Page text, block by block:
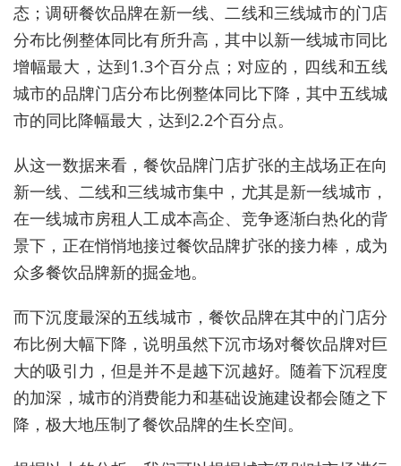
态；调研餐饮品牌在新一线、二线和三线城市的门店
分布比例整体同比有所升高，其中以新一线城市同比
增幅最大，达到1.3个百分点；对应的，四线和五线
城市的品牌门店分布比例整体同比下降，其中五线城
市的同比降幅最大，达到2.2个百分点。
从这一数据来看，餐饮品牌门店扩张的主战场正在向
新一线、二线和三线城市集中，尤其是新一线城市，
在一线城市房租人工成本高企、竞争逐渐白热化的背
景下，正在悄悄地接过餐饮品牌扩张的接力棒，成为
众多餐饮品牌新的掘金地。
而下沉度最深的五线城市，餐饮品牌在其中的门店分
布比例大幅下降，说明虽然下沉市场对餐饮品牌对巨
大的吸引力，但是并不是越下沉越好。随着下沉程度
的加深，城市的消费能力和基础设施建设都会随之下
降，极大地压制了餐饮品牌的生长空间。